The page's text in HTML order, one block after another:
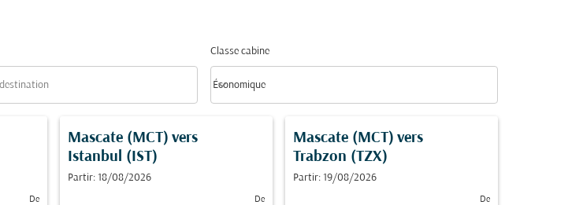
Classe cabine
Classe cabine option Économique Selected
Économique
keyboard_arrow_down
De
Mascate (MCT) vers
Istanbul (IST)
Partir: 18/08/2026
De
Mascate (MCT) vers
Trabzon (TZX)
Partir: 19/08/2026
De